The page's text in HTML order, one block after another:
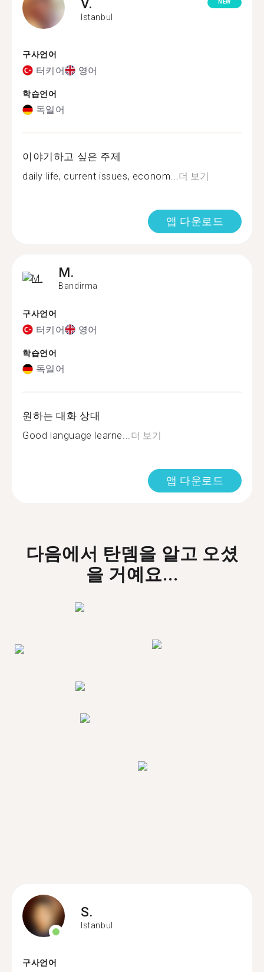
V.
Istanbul
NEW
구사언어
터키어 영어
학습언어
독일어
이야기하고 싶은 주제
daily life, current issues, econom...더 보기
앱 다운로드
M.
Bandirma
구사언어
터키어 영어
학습언어
독일어
원하는 대화 상대
Good language learne...더 보기
앱 다운로드
다음에서 탄뎀을 알고 오셨
을 거예요...
S.
Istanbul
구사언어